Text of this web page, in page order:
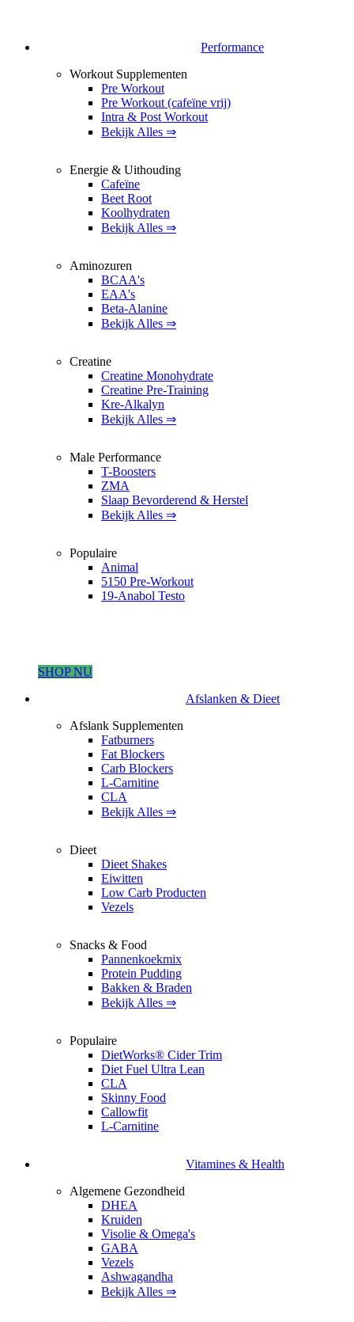
Performance
Workout Supplementen
Pre Workout
Pre Workout (cafeïne vrij)
Intra & Post Workout
Bekijk Alles ⇒
Energie & Uithouding
Cafeïne
Beet Root
Koolhydraten
Bekijk Alles ⇒
Aminozuren
BCAA's
EAA's
Beta-Alanine
Bekijk Alles ⇒
Creatine
Creatine Monohydrate
Creatine Pre-Training
Kre-Alkalyn
Bekijk Alles ⇒
Male Performance
T-Boosters
ZMA
Slaap Bevorderend & Herstel
Bekijk Alles ⇒
Populaire
Animal
5150 Pre-Workout
19-Anabol Testo
SHOP NU
Afslanken & Dieet
Afslank Supplementen
Fatburners
Fat Blockers
Carb Blockers
L-Carnitine
CLA
Bekijk Alles ⇒
Dieet
Dieet Shakes
Eiwitten
Low Carb Producten
Vezels
Snacks & Food
Pannenkoekmix
Protein Pudding
Bakken & Braden
Bekijk Alles ⇒
Populaire
DietWorks® Cider Trim
Diet Fuel Ultra Lean
CLA
Skinny Food
Callowfit
L-Carnitine
Vitamines & Health
Algemene Gezondheid
DHEA
Kruiden
Visolie & Omega's
GABA
Vezels
Ashwagandha
Bekijk Alles ⇒